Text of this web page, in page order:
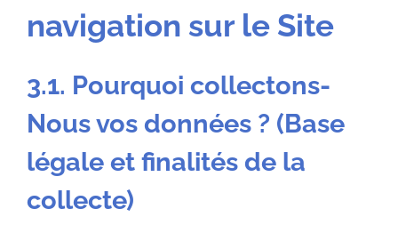
navigation sur le Site
3.1. Pourquoi collectons-
Nous vos données ? (Base
légale et finalités de la
collecte)